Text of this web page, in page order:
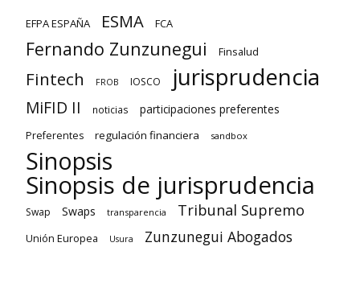
EFPA ESPAÑA ESMA FCA
Fernando Zunzunegui Finsalud
Fintech FROB IOSCO jurisprudencia
MiFID II noticias participaciones preferentes
Preferentes regulación financiera sandbox
Sinopsis
Sinopsis de jurisprudencia
Swap Swaps transparencia Tribunal Supremo
Unión Europea Usura Zunzunegui Abogados